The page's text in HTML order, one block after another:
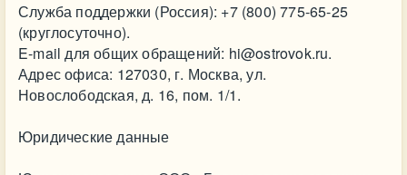
Служба поддержки (Россия): +7 (800) 775-65-25
(круглосуточно).
E-mail для общих обращений: hi@ostrovok.ru.
Адрес офиса: 127030, г. Москва, ул.
Новослободская, д. 16, пом. 1/1.
Юридические данные